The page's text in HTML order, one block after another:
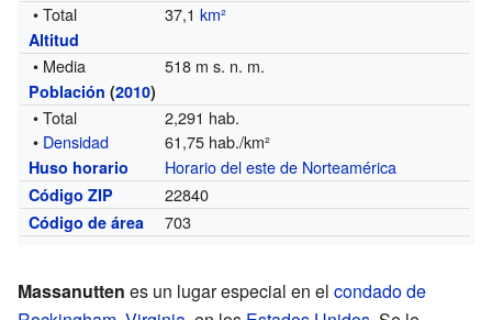
• Total 37,1km²
Altitud
• Media 518 m s. n. m.
Población (2010)
• Total
2,291 hab.
• Densidad 61,75 hab./km²
Huso horario Horario del este de Norteamérica
Código ZIP 22840
Código de área 703
Massanutten es un lugar especial en el condado de